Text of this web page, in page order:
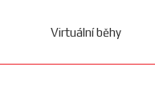
Virtuální běhy